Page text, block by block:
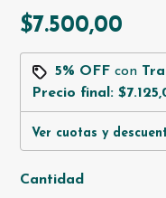
$7.500,00
5% OFF con
Precio final:
Ver cuotas y
Cantidad